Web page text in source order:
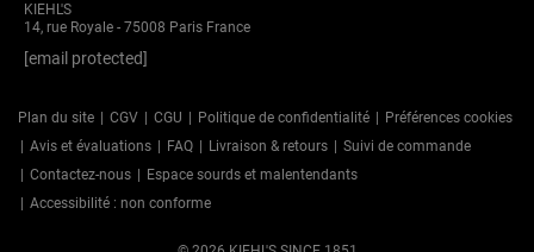
KIEHL'S
14, rue Royale - 75008 Paris France
[email protected]
Plan du site CGV CGU Politique de confidentialité
Préférences cookies
Avis et évaluations
FAQ Livraison & retours
Suivi de commande
Contactez-nous
Espace sourds et malentendants
Accessibilité : non conforme